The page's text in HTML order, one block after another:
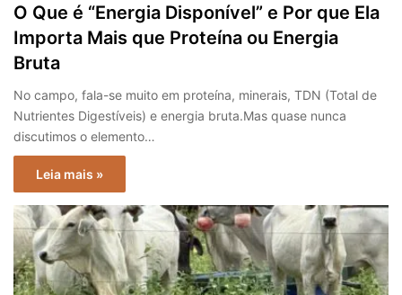
O Que é “Energia Disponível” e Por que Ela
Importa Mais que Proteína ou Energia
Bruta
No campo, fala-se muito em proteína, minerais, TDN (Total de
Nutrientes Digestíveis) e energia bruta.Mas quase nunca
discutimos o elemento…
Leia mais »